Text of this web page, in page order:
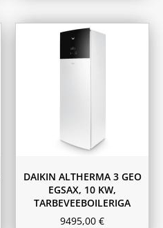
DAIKIN ALTHERMA 3 GEO
EGSAX, 10 KW,
TARBEVEEBOILERIGA
9495,00 €